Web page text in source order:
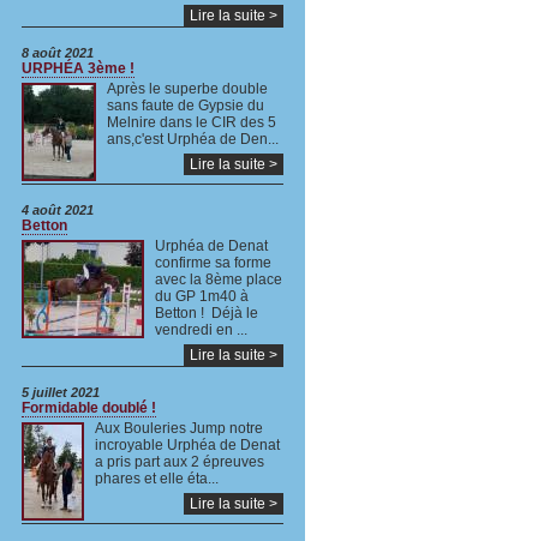
Lire la suite >
8 août 2021
URPHÉA 3ème !
Après le superbe double
sans faute de Gypsie du
Melnire dans le CIR des 5
ans,c'est Urphéa de Den...
Lire la suite >
4 août 2021
Betton
Urphéa de Denat
confirme sa forme
avec la 8ème place
du GP 1m40 à
Betton ! Déjà le
vendredi en ...
Lire la suite >
5 juillet 2021
Formidable doublé !
Aux Bouleries Jump notre
incroyable Urphéa de Denat
a pris part aux 2 épreuves
phares et elle éta...
Lire la suite >